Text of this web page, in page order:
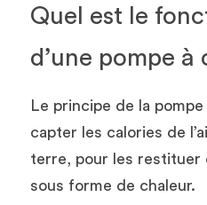
Quel est le
d’une pompe à
Le principe de la pompe
capter les calories de
terre, pour les restituer
sous forme de chaleur.